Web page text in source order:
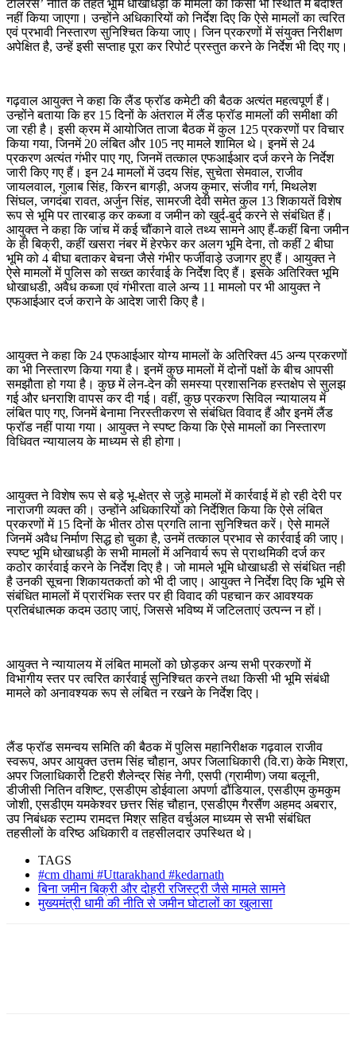
टॉलरेंस’ नीति के तहत भूमि धोखाधड़ी के मामलों को किसी भी स्थिति में बर्दाश्त
नहीं किया जाएगा। उन्होंने अधिकारियों को निर्देश दिए कि ऐसे मामलों का त्वरित
एवं प्रभावी निस्तारण सुनिश्चित किया जाए। जिन प्रकरणों में संयुक्त निरीक्षण
अपेक्षित है, उन्हें इसी सप्ताह पूरा कर रिपोर्ट प्रस्तुत करने के निर्देश भी दिए गए।
गढ़वाल आयुक्त ने कहा कि लैंड फ्रॉड कमेटी की बैठक अत्यंत महत्वपूर्ण हैं।
उन्होंने बताया कि हर 15 दिनों के अंतराल में लैंड फ्रॉड मामलों की समीक्षा की
जा रही है। इसी क्रम में आयोजित ताजा बैठक में कुल 125 प्रकरणों पर विचार
किया गया, जिनमें 20 लंबित और 105 नए मामले शामिल थे। इनमें से 24
प्रकरण अत्यंत गंभीर पाए गए, जिनमें तत्काल एफआईआर दर्ज करने के निर्देश
जारी किए गए हैं। इन 24 मामलों में उदय सिंह, सुचेता सेमवाल, राजीव
जायलवाल, गुलाब सिंह, किरन बागड़ी, अजय कुमार, संजीव गर्ग, मिथलेश
सिंघल, जगदंबा रावत, अर्जुन सिंह, सामरजी देवी समेत कुल 13 शिकायतें विशेष
रूप से भूमि पर तारबाड़ कर कब्जा व जमीन को खुर्द-बुर्द करने से संबंधित हैं।
आयुक्त ने कहा कि जांच में कई चौंकाने वाले तथ्य सामने आए हैं-कहीं बिना जमीन
के ही बिक्री, कहीं खसरा नंबर में हेरफेर कर अलग भूमि देना, तो कहीं 2 बीघा
भूमि को 4 बीघा बताकर बेचना जैसे गंभीर फर्जीवाड़े उजागर हुए हैं। आयुक्त ने
ऐसे मामलों में पुलिस को सख्त कार्रवाई के निर्देश दिए हैं। इसके अतिरिक्त भूमि
धोखाधडी, अवैध कब्जा एवं गंभीरता वाले अन्य 11 मामलो पर भी आयुक्त ने
एफआईआर दर्ज कराने के आदेश जारी किए है।
आयुक्त ने कहा कि 24 एफआईआर योग्य मामलों के अतिरिक्त 45 अन्य प्रकरणों
का भी निस्तारण किया गया है। इनमें कुछ मामलों में दोनों पक्षों के बीच आपसी
समझौता हो गया है। कुछ में लेन-देन की समस्या प्रशासनिक हस्तक्षेप से सुलझ
गई और धनराशि वापस कर दी गई। वहीं, कुछ प्रकरण सिविल न्यायालय में
लंबित पाए गए, जिनमें बेनामा निरस्तीकरण से संबंधित विवाद हैं और इनमें लैंड
फ्रॉड नहीं पाया गया। आयुक्त ने स्पष्ट किया कि ऐसे मामलों का निस्तारण
विधिवत न्यायालय के माध्यम से ही होगा।
आयुक्त ने विशेष रूप से बड़े भू-क्षेत्र से जुड़े मामलों में कार्रवाई में हो रही देरी पर
नाराजगी व्यक्त की। उन्होंने अधिकारियों को निर्देशित किया कि ऐसे लंबित
प्रकरणों में 15 दिनों के भीतर ठोस प्रगति लाना सुनिश्चित करें। ऐसे मामलें
जिनमें अवैध निर्माण सिद्ध हो चुका है, उनमें तत्काल प्रभाव से कार्रवाई की जाए।
स्पष्ट भूमि धोखाधड़ी के सभी मामलों में अनिवार्य रूप से प्राथमिकी दर्ज कर
कठोर कार्रवाई करने के निर्देश दिए है। जो मामले भूमि धोखाधडी से संबंधित नही
है उनकी सूचना शिकायतकर्ता को भी दी जाए। आयुक्त ने निर्देश दिए कि भूमि से
संबंधित मामलों में प्रारंभिक स्तर पर ही विवाद की पहचान कर आवश्यक
प्रतिबंधात्मक कदम उठाए जाएं, जिससे भविष्य में जटिलताएं उत्पन्न न हों।
आयुक्त ने न्यायालय में लंबित मामलों को छोड़कर अन्य सभी प्रकरणों में
विभागीय स्तर पर त्वरित कार्रवाई सुनिश्चित करने तथा किसी भी भूमि संबंधी
मामले को अनावश्यक रूप से लंबित न रखने के निर्देश दिए।
लैंड फ्रॉड समन्वय समिति की बैठक में पुलिस महानिरीक्षक गढ़वाल राजीव
स्वरूप, अपर आयुक्त उत्तम सिंह चौहान, अपर जिलाधिकारी (वि.रा) केके मिश्रा,
अपर जिलाधिकारी टिहरी शैलेन्द्र सिंह नेगी, एसपी (ग्रामीण) जया बलूनी,
डीजीसी नितिन वशिष्ट, एसडीएम डोईवाला अपर्णा ढौंडियाल, एसडीएम कुमकुम
जोशी, एसडीएम यमकेश्वर छत्तर सिंह चौहान, एसडीएम गैरसैंण अहमद अबरार,
उप निबंधक स्टाम्प रामदत्त मिश्र सहित वर्चुअल माध्यम से सभी संबंधित
तहसीलों के वरिष्ठ अधिकारी व तहसीलदार उपस्थित थे।
TAGS
#cm dhami #Uttarakhand #kedarnath
बिना जमीन बिक्री और दोहरी रजिस्ट्री जैसे मामले सामने
मुख्यमंत्री धामी की नीति से जमीन घोटालों का खुलासा